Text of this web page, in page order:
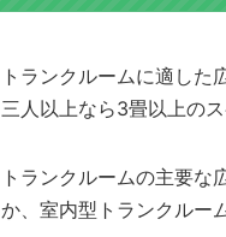
トランクルームに適した
三人以上なら3畳以上のス
トランクルームの主要
か、室内型トランクルー